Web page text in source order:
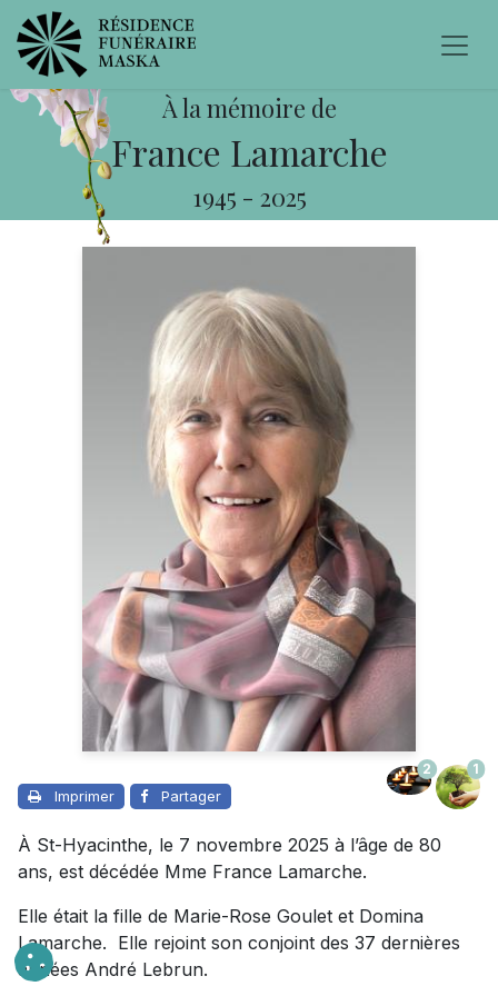
À la mémoire de
France Lamarche
1945 - 2025
Imprimer Partager
2 1
À St-Hyacinthe, le 7 novembre 2025 à l’âge de 80
ans, est décédée Mme France Lamarche.
Elle était la fille de Marie-Rose Goulet et Domina
Lamarche. Elle rejoint son conjoint des 37 dernières
années André Lebrun.